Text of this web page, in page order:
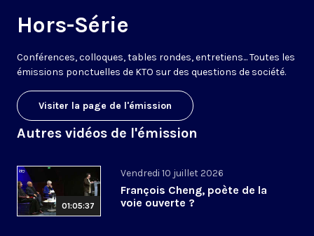
Hors-Série
Conférences, colloques, tables rondes, entretiens... Toutes les
émissions ponctuelles de KTO sur des questions de société.
Visiter la page de l'émission
Autres vidéos de l'émission
01:05:37
Vendredi 10 juillet 2026
François Cheng, poète de la
voie ouverte ?